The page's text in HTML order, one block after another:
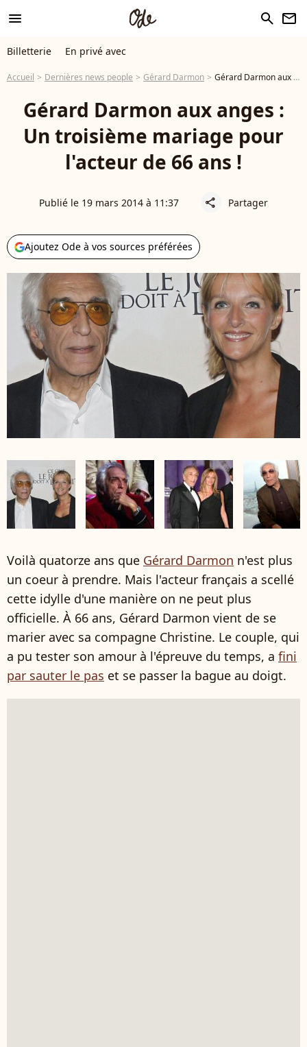
menu search newsletter
Billetterie En privé avec
Accueil Dernières news people Gérard Darmon Gérard Darmon aux anges : Un troisième mariage pour l'acteur de 66 ans !
Gérard Darmon aux anges :
Un troisième mariage pour
l'acteur de 66 ans !
Publié le 19 mars 2014 à 11:37 share Partager
Ajoutez Ode à vos sources préférées
Voilà quatorze ans que Gérard Darmon n'est plus
un coeur à prendre. Mais l'acteur français a scellé
cette idylle d'une manière on ne peut plus
officielle. À 66 ans, Gérard Darmon vient de se
marier avec sa compagne Christine. Le couple, qui
a pu tester son amour à l'épreuve du temps, a fini
par sauter le pas et se passer la bague au doigt.